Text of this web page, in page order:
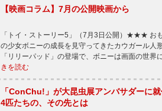
【映画コラム】7月の公開映画から
「トイ・ストーリー5」（7月3日公開）★★★ お
の少女ボニーの成長を見守ってきたカウガール人
「リリーパッド」の登場で、ボニーは画面の世
きを読む
「ConChu!」が大昆虫展アンバサダーに
4匹たちの、その先とは